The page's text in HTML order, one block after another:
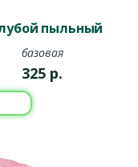
пыльный
базовая
325 р.